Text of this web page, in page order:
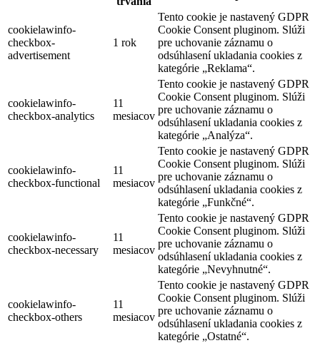
cookielawinfo-
checkbox-
advertisement
1 rok
Tento cookie je nastavený GDPR
Cookie Consent pluginom. Slúži
pre uchovanie záznamu o
odsúhlasení ukladania cookies z
kategórie „Reklama“.
cookielawinfo-
checkbox-analytics
11
mesiacov
Tento cookie je nastavený GDPR
Cookie Consent pluginom. Slúži
pre uchovanie záznamu o
odsúhlasení ukladania cookies z
kategórie „Analýza“.
cookielawinfo-
checkbox-functional
11
mesiacov
Tento cookie je nastavený GDPR
Cookie Consent pluginom. Slúži
pre uchovanie záznamu o
odsúhlasení ukladania cookies z
kategórie „Funkčné“.
cookielawinfo-
checkbox-necessary
11
mesiacov
Tento cookie je nastavený GDPR
Cookie Consent pluginom. Slúži
pre uchovanie záznamu o
odsúhlasení ukladania cookies z
kategórie „Nevyhnutné“.
cookielawinfo-
checkbox-others
11
mesiacov
Tento cookie je nastavený GDPR
Cookie Consent pluginom. Slúži
pre uchovanie záznamu o
odsúhlasení ukladania cookies z
kategórie „Ostatné“.